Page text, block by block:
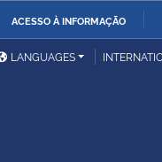
ACESSO À INFORMAÇÃO
das Relações
LANGUAGES